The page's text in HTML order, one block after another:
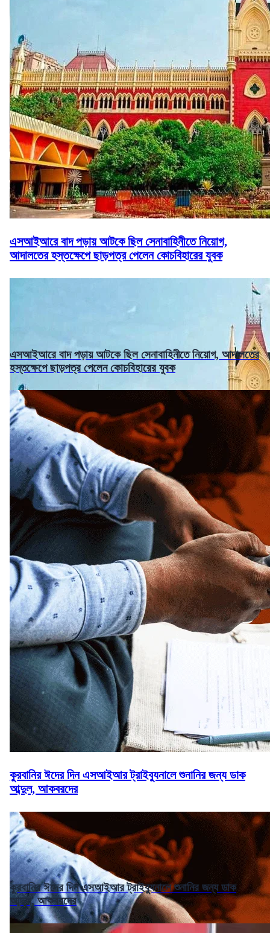
এসআইআরে বাদ পড়ায় আটকে ছিল সেনাবাহিনীতে নিয়োগ,
আদালতের হস্তক্ষেপে ছাড়পত্র পেলেন কোচবিহারের যুবক
এসআইআরে বাদ পড়ায় আটকে ছিল সেনাবাহিনীতে নিয়োগ, আদালতের
হস্তক্ষেপে ছাড়পত্র পেলেন কোচবিহারের যুবক
কুরবানির ঈদের দিন এসআইআর ট্রাইব্যুনালে শুনানির জন্য ডাক
আব্দুল, আকবরদের
কুরবানির ঈদের দিন এসআইআর ট্রাইব্যুনালে শুনানির জন্য ডাক
আব্দুল, আকবরদের